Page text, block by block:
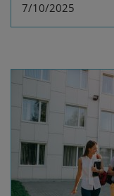
7/10/2025